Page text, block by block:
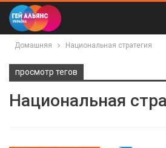
Домашняя Национальная стратегия
просмотр тегов
Национальная